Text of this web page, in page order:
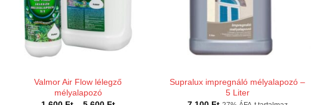
Valmor Air Flow lélegző
mélyalapozó
Supralux impregnáló mélyalapozó –
5 Liter